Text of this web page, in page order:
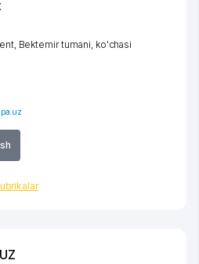
, Bektemir tumani, ko'chasi